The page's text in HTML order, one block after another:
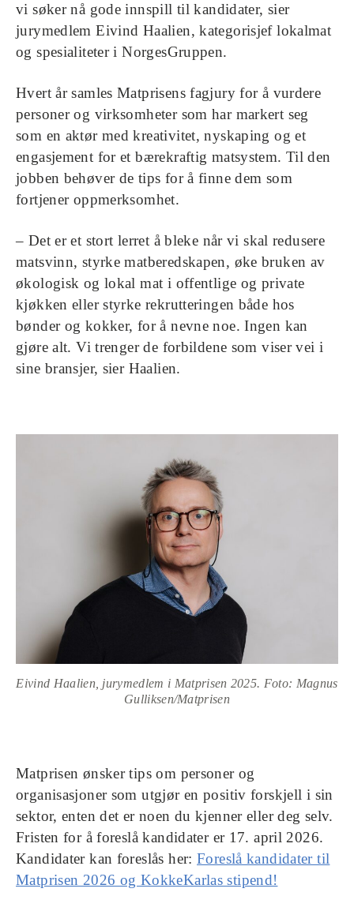
vi søker nå gode innspill til kandidater, sier
jurymedlem Eivind Haalien, kategorisjef lokalmat
og spesialiteter i NorgesGruppen.
Hvert år samles Matprisens fagjury for å vurdere
personer og virksomheter som har markert seg
som en aktør med kreativitet, nyskaping og et
engasjement for et bærekraftig matsystem. Til den
jobben behøver de tips for å finne dem som
fortjener oppmerksomhet.
– Det er et stort lerret å bleke når vi skal redusere
matsvinn, styrke matberedskapen, øke bruken av
økologisk og lokal mat i offentlige og private
kjøkken eller styrke rekrutteringen både hos
bønder og kokker, for å nevne noe. Ingen kan
gjøre alt. Vi trenger de forbildene som viser vei i
sine bransjer, sier Haalien.
Eivind Haalien, jurymedlem i Matprisen 2025. Foto: Magnus
Gulliksen/Matprisen
Matprisen ønsker tips om personer og
organisasjoner som utgjør en positiv forskjell i sin
sektor, enten det er noen du kjenner eller deg selv.
Fristen for å foreslå kandidater er 17. april 2026.
Kandidater kan foreslås her:Foreslå kandidater til
Matprisen 2026 og KokkeKarlas stipend!